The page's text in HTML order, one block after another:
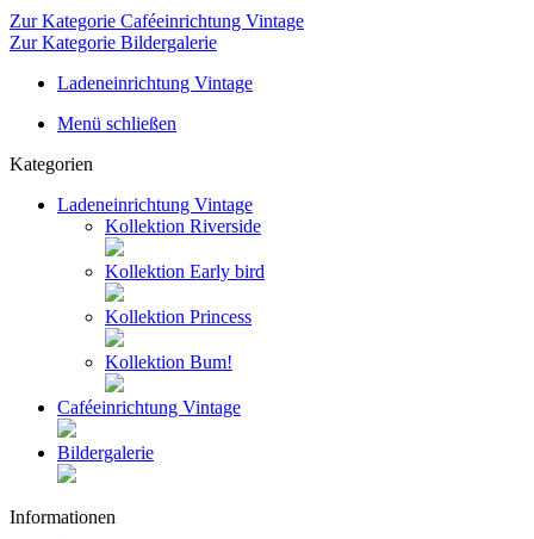
Zur Kategorie Caféeinrichtung Vintage
Zur Kategorie Bildergalerie
Ladeneinrichtung Vintage
Menü schließen
Kategorien
Ladeneinrichtung Vintage
Kollektion Riverside
Kollektion Early bird
Kollektion Princess
Kollektion Bum!
Caféeinrichtung Vintage
Bildergalerie
Informationen